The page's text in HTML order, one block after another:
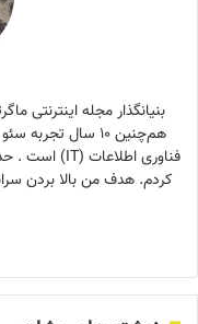
بنیانگذار مجله اینترنتی
هم‌چنین ۱۰ سال
کردم. هدف من بالا بردن